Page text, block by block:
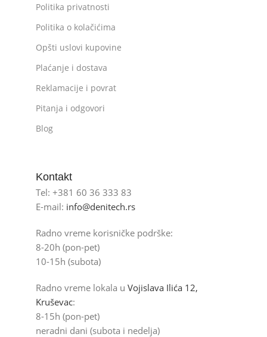
Politika privatnosti
Politika o kolačićima
Opšti uslovi kupovine
Plaćanje i dostava
Reklamacije i povrat
Pitanja i odgovori
Blog
Kontakt
Tel: +381 60 36 333 83
E-mail: info@denitech.rs
Radno vreme korisničke podrške:
8-20h (pon-pet)
10-15h (subota)
Radno vreme lokala u Vojislava Ilića 12,
Kruševac:
8-15h (pon-pet)
neradni dani (subota i nedelja)